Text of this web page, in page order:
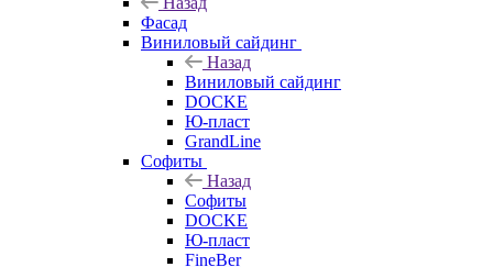
Фасад
Виниловый сайдинг
Назад
Виниловый сайдинг
DOCKE
Ю-пласт
GrandLine
Софиты
Назад
Софиты
DOCKE
Ю-пласт
FineBer